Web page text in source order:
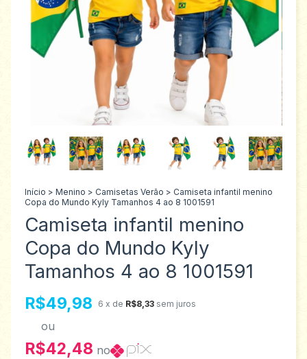
Início > Menino > Camisetas Verão > Camiseta infantil menino
Copa do Mundo Kyly Tamanhos 4 ao 8 1001591
Camiseta infantil menino
Copa do Mundo Kyly
Tamanhos 4 ao 8 1001591
R$49,98 6 x de R$8,33 sem juros
ou
R$42,48 no